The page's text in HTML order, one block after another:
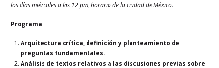
los días miércoles a las 12 pm, horario de la ciudad de México.
Programa
Arquitectura crítica, definición y planteamiento de
preguntas fundamentales.
Análisis de textos relativos a las discusiones previas sobre